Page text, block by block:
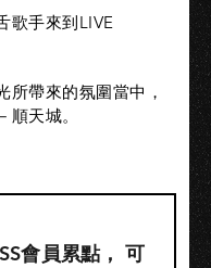
歌手來到LIVE
所帶來的氛圍當中，
天城。
會員累點，​ 可